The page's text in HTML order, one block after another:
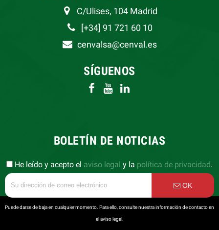
C/Ulises, 104 Madrid
[+34] 91 721 60 10
cenvalsa@cenval.es
SÍGUENOS
BOLETÍN DE NOTICIAS
He leído y acepto el aviso legal y la política de privacidad.
OK
Puede darse de baja en cualquier momento. Para ello, consulte nuestra información de contacto en
el aviso legal.